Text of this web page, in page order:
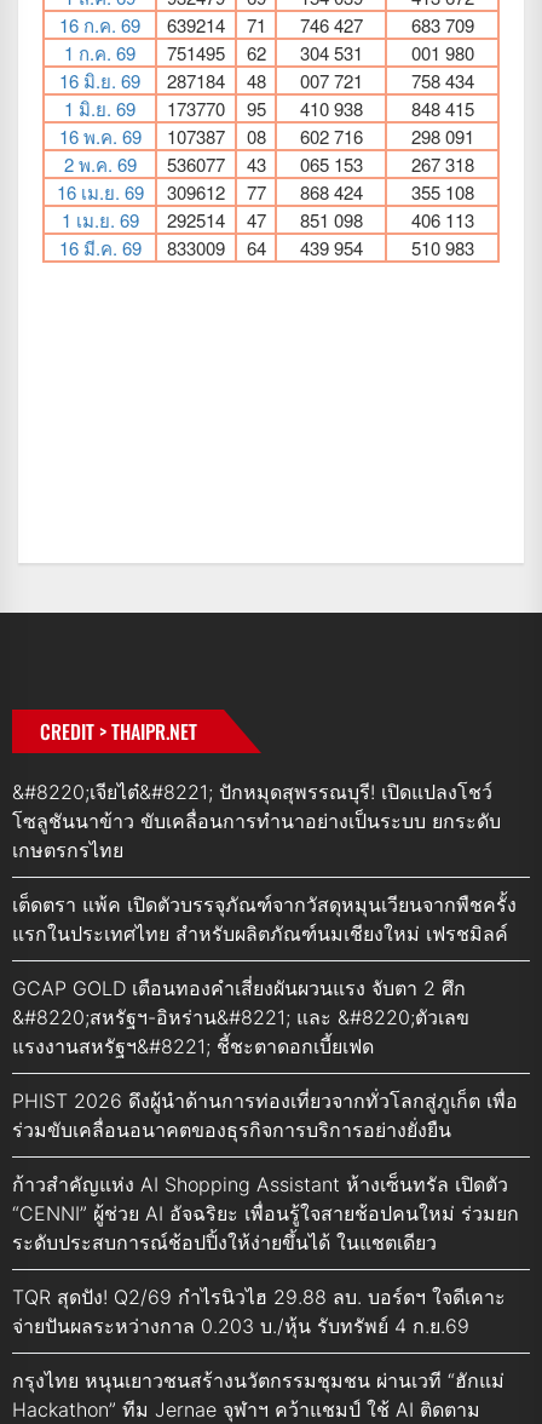
CREDIT > THAIPR.NET
&#8220;เจียไต๋&#8221; ปักหมุดสุพรรณบุรี! เปิดแปลงโชว์
โซลูชันนาข้าว ขับเคลื่อนการทำนาอย่างเป็นระบบ ยกระดับ
เกษตรกรไทย
เต็ดตรา แพ้ค เปิดตัวบรรจุภัณฑ์จากวัสดุหมุนเวียนจากพืชครั้ง
แรกในประเทศไทย สำหรับผลิตภัณฑ์นมเชียงใหม่ เฟรชมิลค์
GCAP GOLD เตือนทองคำเสี่ยงผันผวนแรง จับตา 2 ศึก
&#8220;สหรัฐฯ-อิหร่าน&#8221; และ &#8220;ตัวเลข
แรงงานสหรัฐฯ&#8221; ชี้ชะตาดอกเบี้ยเฟด
PHIST 2026 ดึงผู้นำด้านการท่องเที่ยวจากทั่วโลกสู่ภูเก็ต เพื่อ
ร่วมขับเคลื่อนอนาคตของธุรกิจการบริการอย่างยั่งยืน
ก้าวสำคัญแห่ง AI Shopping Assistant ห้างเซ็นทรัล เปิดตัว
“CENNI” ผู้ช่วย AI อัจฉริยะ เพื่อนรู้ใจสายช้อปคนใหม่ ร่วมยก
ระดับประสบการณ์ช้อปปิ้งให้ง่ายขึ้นได้ ในแชตเดียว
TQR สุดปัง! Q2/69 กำไรนิวไฮ 29.88 ลบ. บอร์ดฯ ใจดีเคาะ
จ่ายปันผลระหว่างกาล 0.203 บ./หุ้น รับทรัพย์ 4 ก.ย.69
กรุงไทย หนุนเยาวชนสร้างนวัตกรรมชุมชน ผ่านเวที “ฮักแม่
Hackathon” ทีม Jernae จุฬาฯ คว้าแชมป์ ใช้ AI ติดตาม